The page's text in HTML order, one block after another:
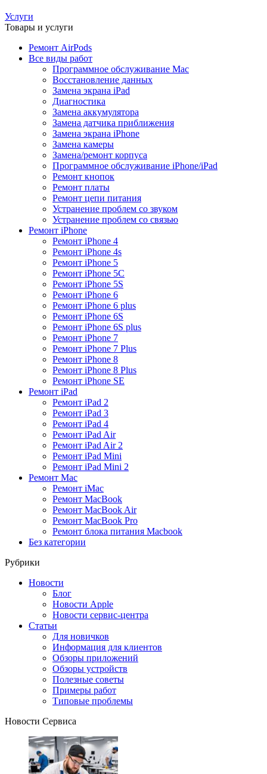
Услуги
Товары и услуги
Ремонт AirPods
Все виды работ
Программное обслуживание Mac
Восстановление данных
Замена экрана iPad
Диагностика
Замена аккумулятора
Замена датчика приближения
Замена экрана iPhone
Замена камеры
Замена/ремонт корпуса
Программное обслуживание iPhone/iPad
Ремонт кнопок
Ремонт платы
Ремонт цепи питания
Устранение проблем со звуком
Устранение проблем со связью
Ремонт iPhone
Ремонт iPhone 4
Ремонт iPhone 4s
Ремонт iPhone 5
Ремонт iPhone 5C
Ремонт iPhone 5S
Ремонт iPhone 6
Ремонт iPhone 6 plus
Ремонт iPhone 6S
Ремонт iPhone 6S plus
Ремонт iPhone 7
Ремонт iPhone 7 Plus
Ремонт iPhone 8
Ремонт iPhone 8 Plus
Ремонт iPhone SE
Ремонт iPad
Ремонт iPad 2
Ремонт iPad 3
Ремонт iPad 4
Ремонт iPad Air
Ремонт iPad Air 2
Ремонт iPad Mini
Ремонт iPad Mini 2
Ремонт Mac
Ремонт iMac
Ремонт MacBook
Ремонт MacBook Air
Ремонт MacBook Pro
Ремонт блока питания Macbook
Без категории
Рубрики
Новости
Блог
Новости Apple
Новости сервис-центра
Статьи
Для новичков
Информация для клиентов
Обзоры приложений
Обзоры устройств
Полезные советы
Примеры работ
Типовые проблемы
Новости Сервиса